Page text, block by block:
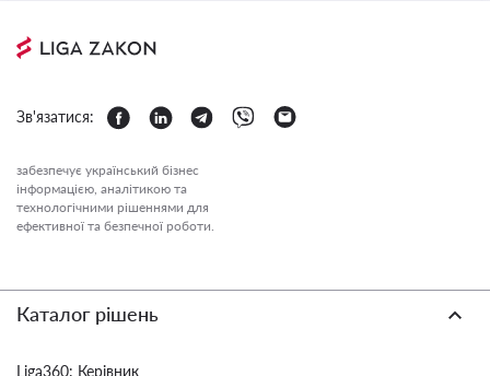
Зв'язатися:
забезпечує український бізнес
інформацією, аналітикою та
технологічними рішеннями для
ефективної та безпечної роботи.
Каталог рішень
Liga360: Керівник